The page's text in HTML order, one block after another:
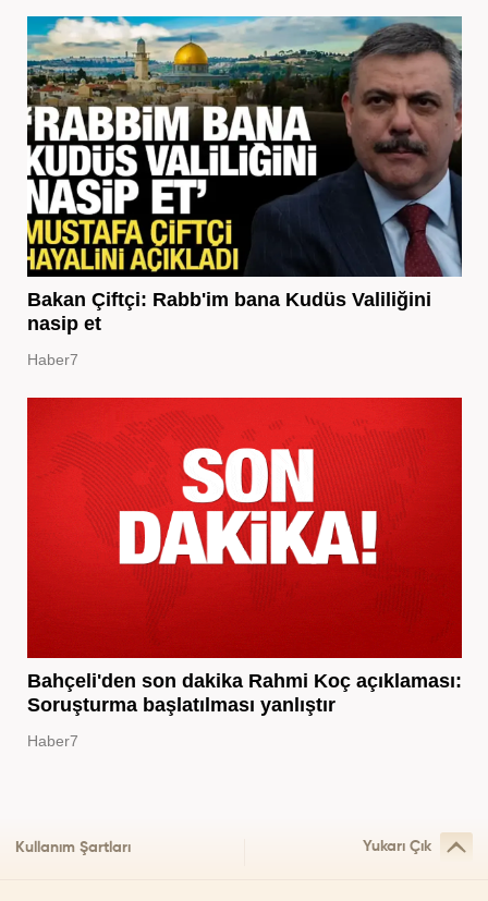
Bakan Çiftçi: Rabb'im bana Kudüs Valiliğini
nasip et
Haber7
Bahçeli'den son dakika Rahmi Koç açıklaması:
Soruşturma başlatılması yanlıştır
Haber7
Kullanım Şartları Yukarı Çık